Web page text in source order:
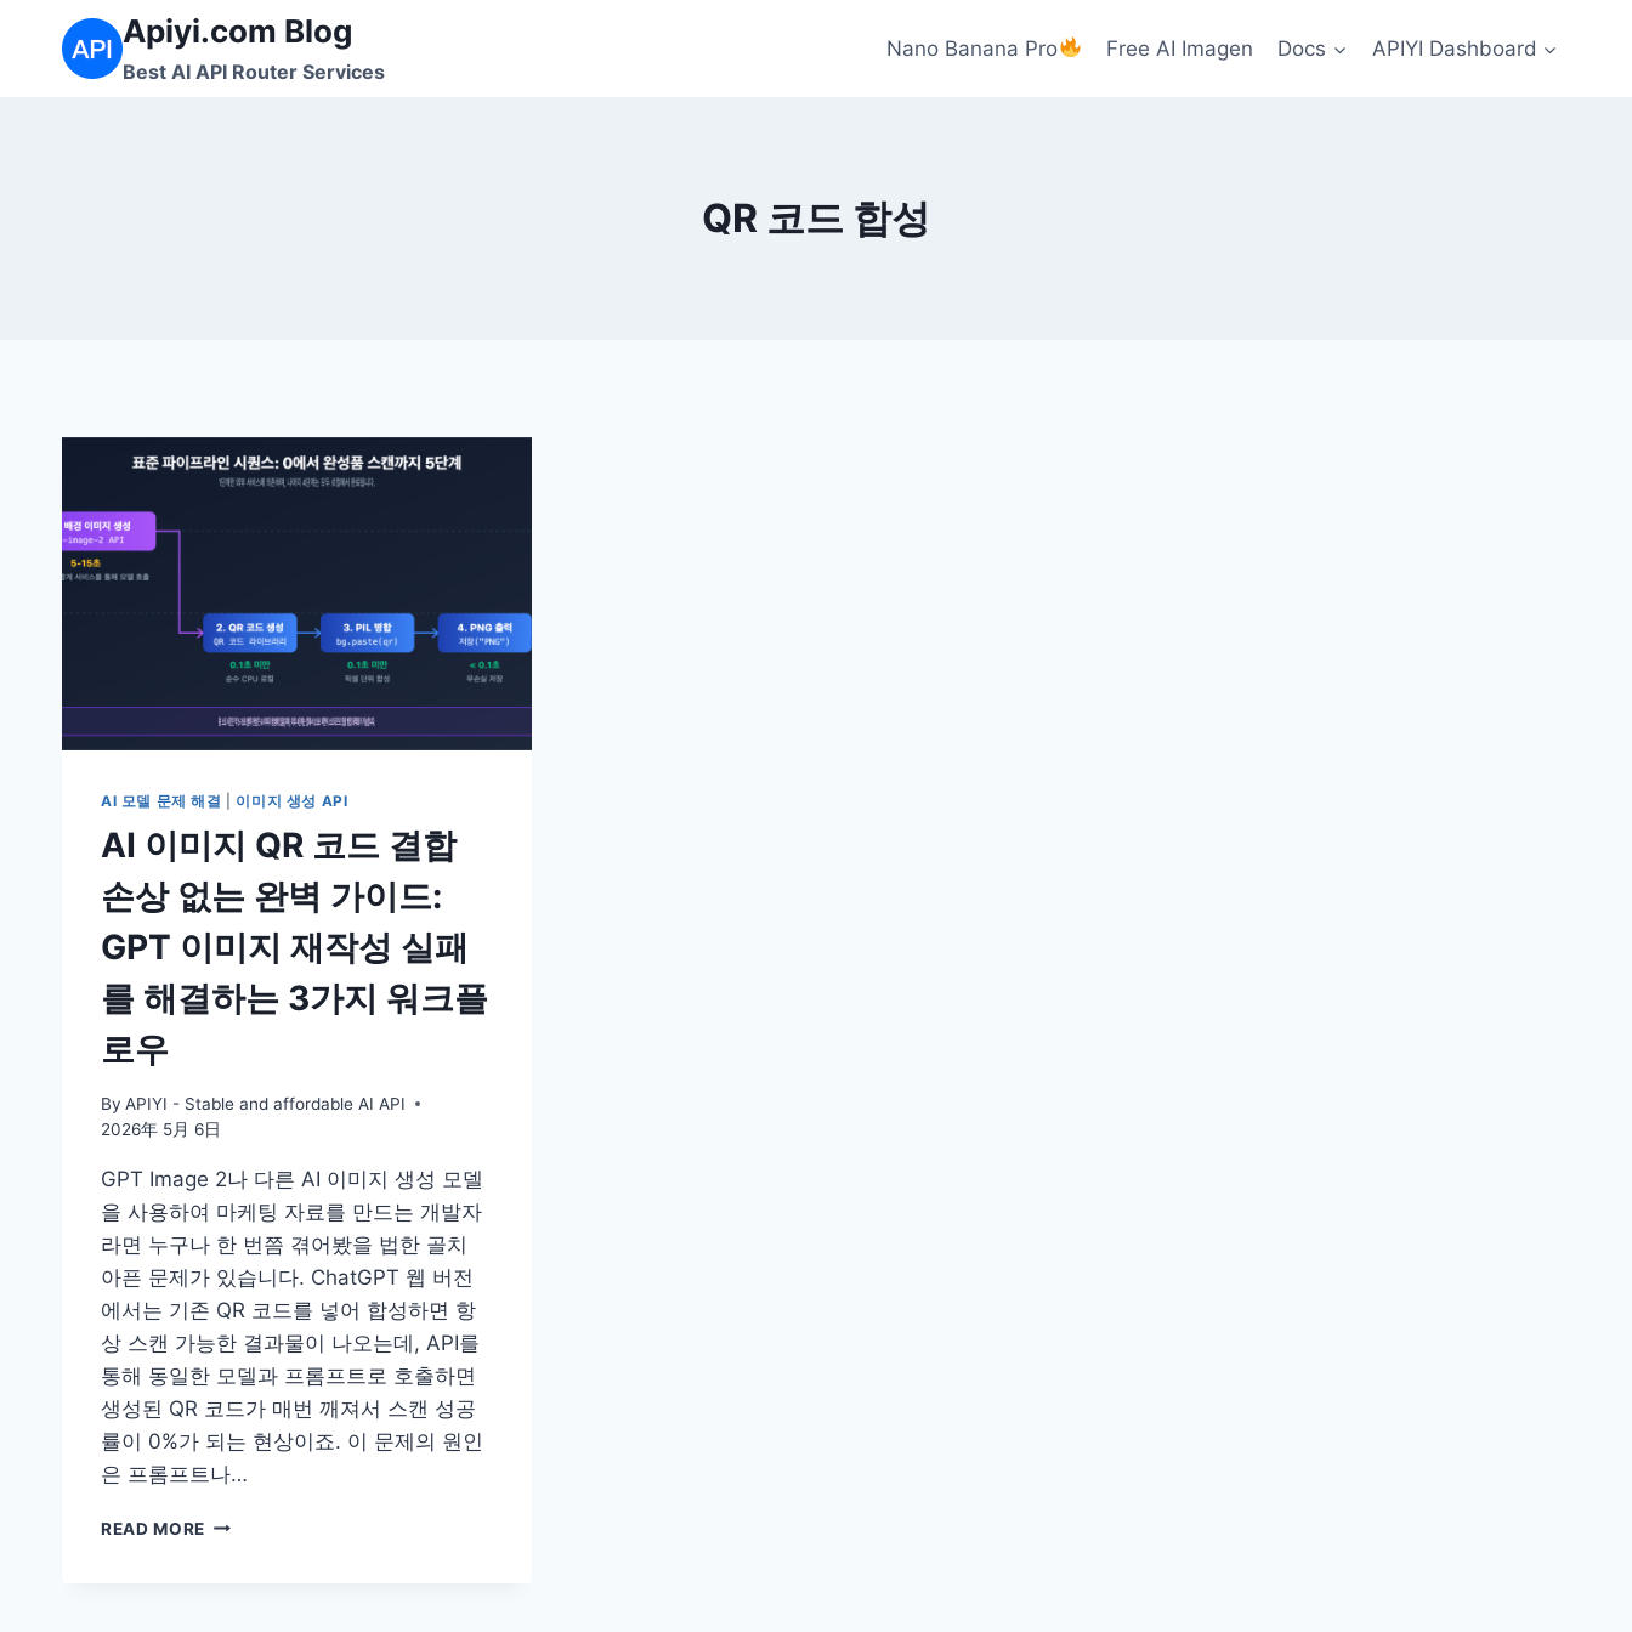
Apiyi.com Blog
Best AI API Router Services
Nano Banana Pro Free AI Imagen Docs APIYI Dashboard
QR 코드 합성
AI 모델 문제 해결 이미지 생성 API
AI 이미지 QR 코드 결합
손상 없는 완벽 가이드:
GPT 이미지 재작성 실패
를 해결하는 3가지 워크플
로우
By APIYI - Stable and affordable AI API
2026年 5月 6日
GPT Image 2나 다른 AI 이미지 생성 모델
을 사용하여 마케팅 자료를 만드는 개발자
라면 누구나 한 번쯤 겪어봤을 법한 골치
아픈 문제가 있습니다. ChatGPT 웹 버전
에서는 기존 QR 코드를 넣어 합성하면 항
상 스캔 가능한 결과물이 나오는데, API를
통해 동일한 모델과 프롬프트로 호출하면
생성된 QR 코드가 매번 깨져서 스캔 성공
률이 0%가 되는 현상이죠. 이 문제의 원인
은 프롬프트나…
READ MORE AI